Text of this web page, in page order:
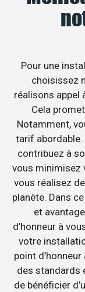
Pour une
choisissez
réalisons appel
Cela
Notamment,
tarif abordable.
contribuez à
vous minimisez
vous réalisez
planète. Dans
et
d’honneur à
votre
point
des standards
de bénéficier